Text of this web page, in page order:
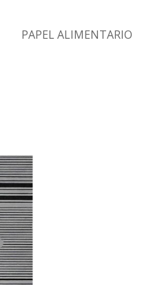
PAPEL ALIMENTARIO